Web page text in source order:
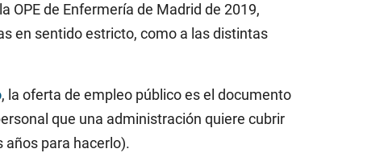
OPE de Enfermería de Madrid de 2019,
en sentido estricto, como a las distintas
, la oferta de empleo público es el documento
que una administración quiere cubrir
para hacerlo).